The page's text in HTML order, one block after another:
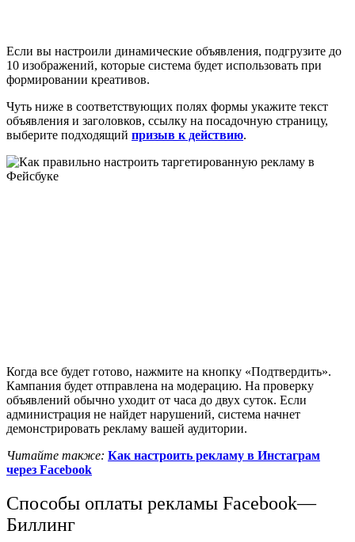
Если вы настроили динамические объявления, подгрузите до
10 изображений, которые система будет использовать при
формировании креативов.
Чуть ниже в соответствующих полях формы укажите текст
объявления и заголовков, ссылку на посадочную страницу,
выберите подходящий призыв к действию.
Когда все будет готово, нажмите на кнопку «Подтвердить».
Кампания будет отправлена на модерацию. На проверку
объявлений обычно уходит от часа до двух суток. Если
администрация не найдет нарушений, система начнет
демонстрировать рекламу вашей аудитории.
Читайте также: Как настроить рекламу в Инстаграм
через Facebook
Способы оплаты рекламы Facebook—
Биллинг